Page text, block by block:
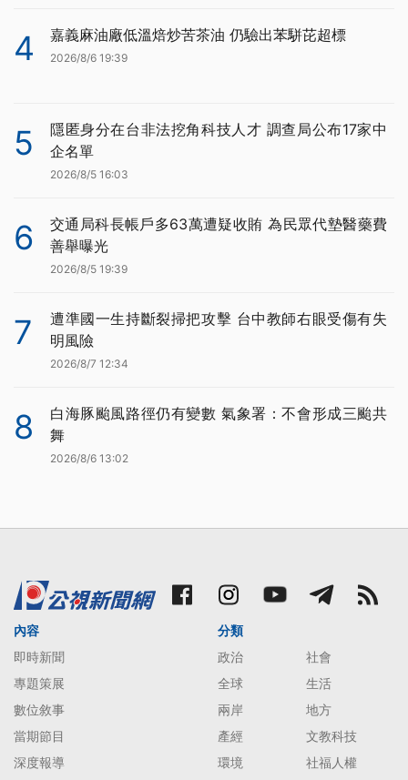
4 嘉義麻油廠低溫焙炒苦茶油 仍驗出苯駢芘超標
2026/8/6 19:39
5
隱匿身分在台非法挖角科技人才 調查局公布17家中
企名單
2026/8/5 16:03
6
交通局科長帳戶多63萬遭疑收賄 為民眾代墊醫藥費
善舉曝光
2026/8/5 19:39
7
遭準國一生持斷裂掃把攻擊 台中教師右眼受傷有失
明風險
2026/8/7 12:34
8
白海豚颱風路徑仍有變數 氣象署：不會形成三颱共
舞
2026/8/6 13:02
內容
即時新聞
專題策展
數位敘事
當期節目
深度報導
分類
政治
社會
全球
生活
兩岸
地方
產經
文教科技
環境
社福人權